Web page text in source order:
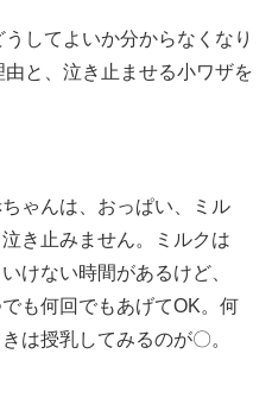
してよいか分からなくなり
と、泣き止ませる小ワザを
ゃんは、おっぱい、ミル
き止みません。ミルクは
けない時間があるけど、
も何回でもあげてOK。何
は授乳してみるのが〇。